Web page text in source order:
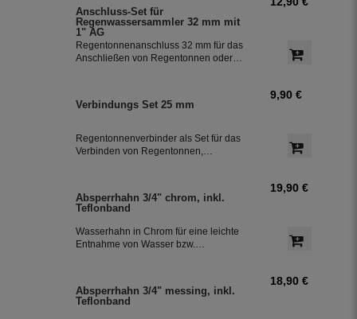
installieren. Damit können Sie bis zu
85 % des anfallenden Regenwassers
sammeln und in Ihre Regentonne
leiten.
Anschluss-Set für
Regenwassersammler 32 mm mit
1" AG
Regentonnenanschluss 32 mm für das
Anschließen von Regentonnen oder
Verbindungs Set 25 mm
Regentonnenverbinder als Set für das
Verbinden von Regentonnen,
9,90 €
Absperrhahn 3/4" chrom, inkl.
Teflonband
Wasserhahn in Chrom für eine leichte
Entnahme von Wasser bzw.
Montage an der Regenwassertonne.
Das Teflonband dichtete das Gewinde
19,90 €
Absperrhahn 3/4" messing, inkl.
Teflonband
18,90 €